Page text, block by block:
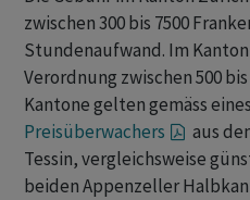
zwischen 300 bis 7500
Stundenaufwand. Im
Verordnung zwischen 500
Kantone gelten gemäss eines
Preisüberwachers
aus
Tessin, vergleichsweise
beiden Appenzeller